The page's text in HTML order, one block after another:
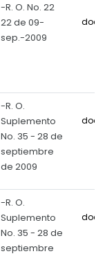
-R. O. No. 22
22 de 09-
sep.-2009
-R. O.
Suplemento
No. 35 - 28 de
septiembre
de 2009
-R. O.
Suplemento
No. 35 - 28 de
septiembre